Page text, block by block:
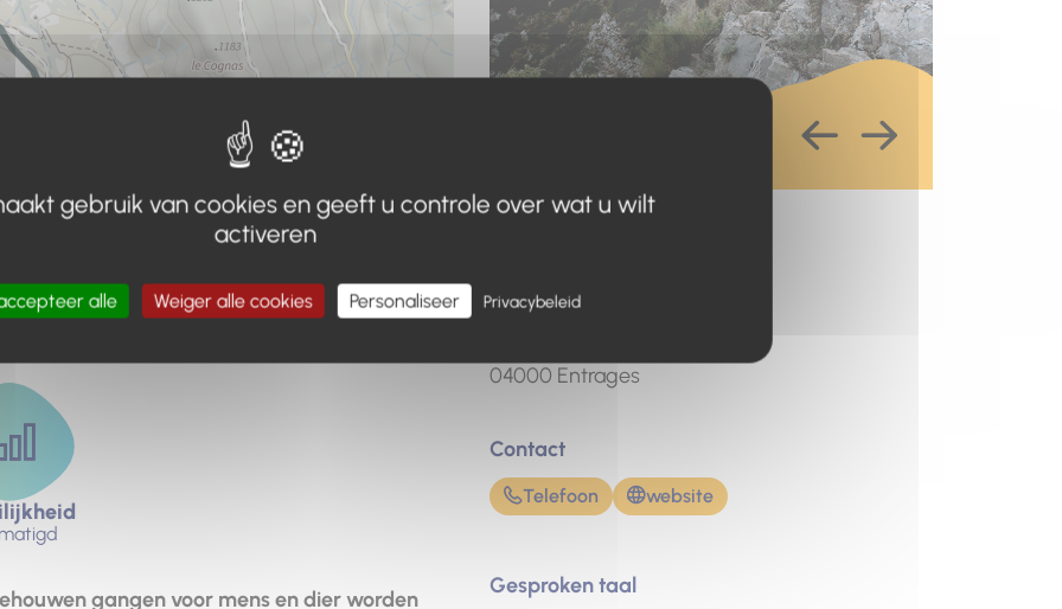
−
gangen voor mens en dier worden
Les Portes d'Entrages
04000 Entrages
Contact
Telefoon website
Gesproken taal
gebruik van cookies en geeft u controle over wat u wilt
activeren
alle Weiger alle cookies Personaliseer Privacybeleid